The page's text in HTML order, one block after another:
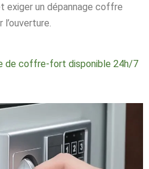
exiger un dépannage coffre
de coffre-fort disponible 24h/7